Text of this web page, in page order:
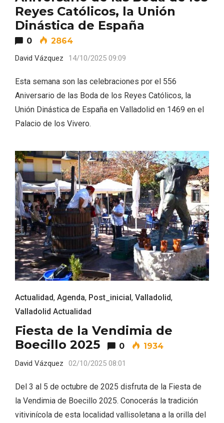
Reyes Católicos, la Unión
Dinástica de España
0 2864
David Vázquez 14/10/2025 09:09
Esta semana son las celebraciones por el 556
Aniversario de las Boda de los Reyes Católicos, la
Unión Dinástica de España en Valladolid en 1469 en el
Palacio de los Vivero.
Actualidad, Agenda, Post_inicial, Valladolid,
Valladolid Actualidad
Fiesta de la Vendimia de
Boecillo 2025
0 1934
David Vázquez 02/10/2025 08:01
Del 3 al 5 de octubre de 2025 disfruta de la Fiesta de
la Vendimia de Boecillo 2025. Conocerás la tradición
vitivinícola de esta localidad vallisoletana a la orilla del
Vino de Cigales
La Olmilla, en Peñafiel